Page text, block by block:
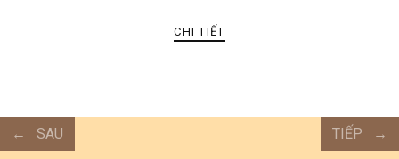
CHI TIẾT
SAU TIẾP